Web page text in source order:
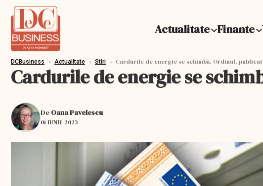
Actualitate Finante
DCBusiness › Actualitate › Stiri › Cardurile de energie se schimbă. Ordinul,
Cardurile de energie se
De Oana Pavelescu
01 IUNIE 2023